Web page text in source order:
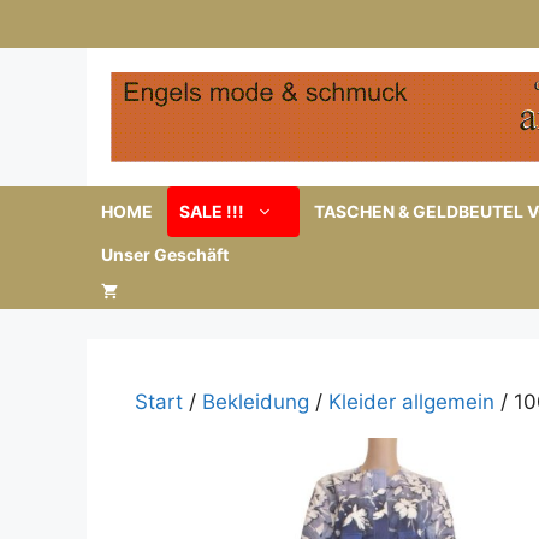
Inhalt
HOME SALE !!! TASCHEN & GELDBEUTEL
Unser Geschäft
Start / Bekleidung / Kleider allgemein /